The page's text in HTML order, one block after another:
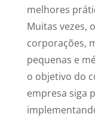
melhores
Muitas vezes,
corporações,
pequenas e
o objetivo do
empresa siga